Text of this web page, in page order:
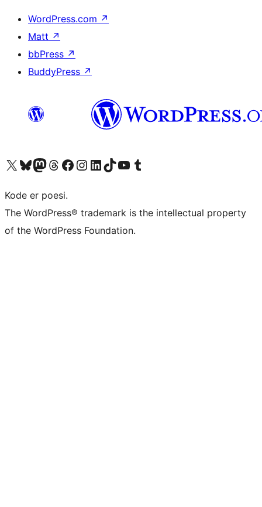
WordPress.com ↗
Matt ↗
bbPress ↗
BuddyPress ↗
Besøg vores X (tidligere Twitter) konto
Besøg vores Bluesky-konto
Besøg vores Mastodon konto
Besøg vores Threads-konto
Besøg vores Facebook sideBesøg vores Instagram konto
Besøg vores LinkedIn konto
Besøg vores TikTok-konto
Besøg vores YouTube-kanalBesøg vores Tumblr-konto
Kode er poesi.
The WordPress® trademark is the intellectual property
of the WordPress Foundation.